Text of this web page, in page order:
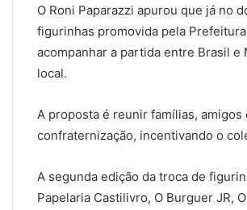
O Roni Paparazzi apurou que já no
figurinhas promovida pela
acompanhar a partida entre Brasil e
local.
A proposta é reunir famílias,
confraternização, incentivando o
A segunda edição da troca de
Papelaria Castilivro, O Burguer JR,